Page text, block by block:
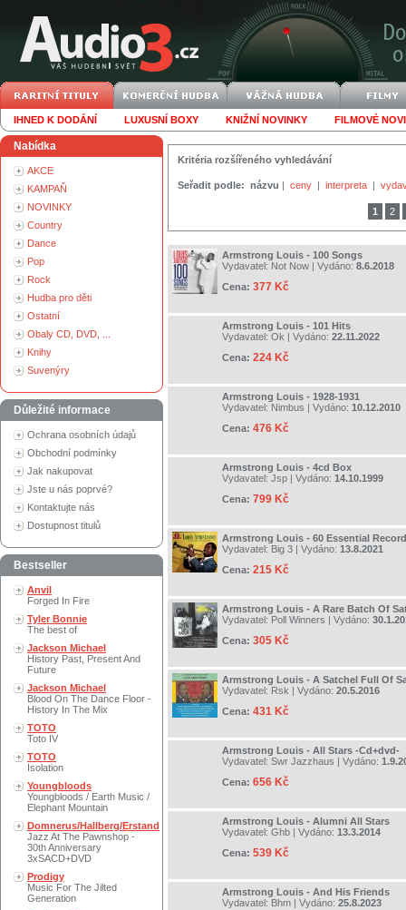
IHNED K DODÁNÍ LUXUSNÍ BOXY KNIŽNÍ NOVINKY FILMOVÉ
Nabídka
AKCE
KAMPAŇ
NOVINKY
Country
Dance
Pop
Rock
Hudba pro děti
Ostatní
Obaly CD, DVD, ...
Knihy
Suvenýry
Důležité informace
Ochrana osobních údajů
Obchodní podmínky
Jak nakupovat
Jste u nás poprvé?
Kontaktujte nás
Dostupnost titulů
Bestseller
Anvil
Forged In Fire
Tyler Bonnie
The best of
Jackson Michael
History Past, Present And
Future
Jackson Michael
Blood On The Dance Floor -
History In The Mix
TOTO
Toto IV
TOTO
Isolation
Youngbloods
Youngbloods / Earth Music /
Elephant Mountain
Domnerus/Hallberg/Erstand
Jazz At The Pawnshop -
30th Anniversary
3xSACD+DVD
Prodigy
Music For The Jilted
Generation
Kritéria rozšířeného vyhledávání
Seřadit podle: názvu | ceny | interpreta |
1 2
Armstrong Louis - 100 Songs
Vydavatel: Not Now | Vydáno: 8.6.2018
Cena: 377 Kč
Armstrong Louis - 101 Hits
Vydavatel: Ok | Vydáno: 22.11.2022
Cena: 224 Kč
Armstrong Louis - 1928-1931
Vydavatel: Nimbus | Vydáno: 10.12.2010
Cena: 476 Kč
Armstrong Louis - 4cd Box
Vydavatel: Jsp | Vydáno: 14.10.1999
Cena: 799 Kč
Armstrong Louis - 60 Essential
Vydavatel: Big 3 | Vydáno: 13.8.2021
Cena: 215 Kč
Armstrong Louis - A Rare Batch Of
Vydavatel: Poll Winners | Vydáno:
Cena: 305 Kč
Armstrong Louis - A Satchel Full Of
Vydavatel: Rsk | Vydáno: 20.5.2016
Cena: 431 Kč
Armstrong Louis - All Stars -Cd+dvd-
Vydavatel: Swr Jazzhaus | Vydáno:
Cena: 656 Kč
Armstrong Louis - Alumni All Stars
Vydavatel: Ghb | Vydáno: 13.3.2014
Cena: 539 Kč
Armstrong Louis - And His Friends
Vydavatel: Bhm | Vydáno: 25.8.2023